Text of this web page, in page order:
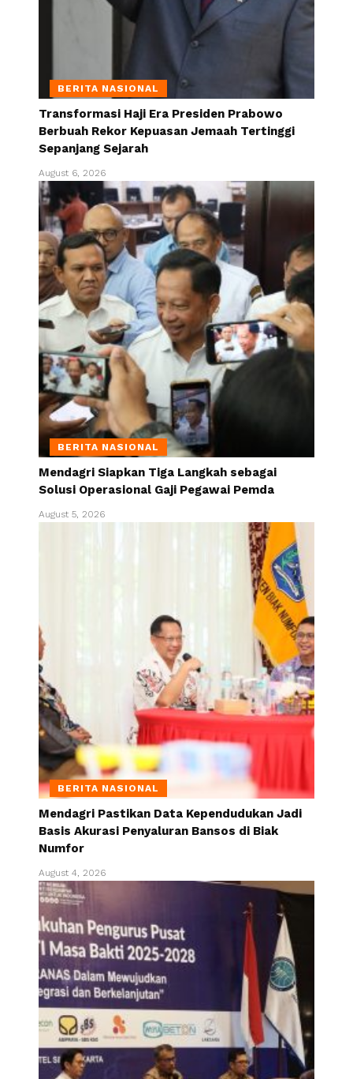
BERITA NASIONAL
Transformasi Haji Era Presiden Prabowo
Berbuah Rekor Kepuasan Jemaah Tertinggi
Sepanjang Sejarah
August 6, 2026
BERITA NASIONAL
Mendagri Siapkan Tiga Langkah sebagai
Solusi Operasional Gaji Pegawai Pemda
August 5, 2026
BERITA NASIONAL
Mendagri Pastikan Data Kependudukan Jadi
Basis Akurasi Penyaluran Bansos di Biak
Numfor
August 4, 2026